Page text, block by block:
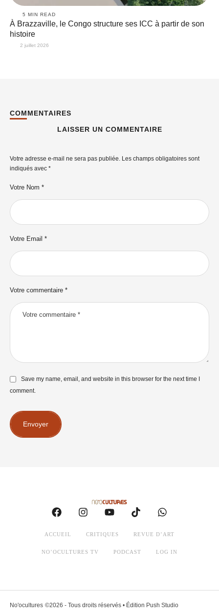
5 MIN READ
À Brazzaville, le Congo structure ses ICC à partir de son
histoire
2 juillet 2026
COMMENTAIRES
LAISSER UN COMMENTAIRE
Votre adresse e-mail ne sera pas publiée. Les champs obligatoires sont
indiqués avec *
Votre commentaire *
Votre Nom *
Votre Email *
Save my name, email, and website in this browser for the next time I
comment.
Envoyer
ACCUEIL CRITIQUES REVUE D’ART
NO’OCULTURES TV PODCAST LOG IN
No'ocultures ©2026 - Tous droits réservés • Édition Push Studio